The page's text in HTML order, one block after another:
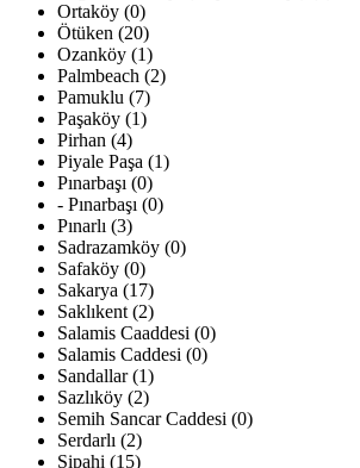
Ortaköy (0)
Ötüken (20)
Ozanköy (1)
Palmbeach (2)
Pamuklu (7)
Paşaköy (1)
Pirhan (4)
Piyale Paşa (1)
Pınarbaşı (0)
- Pınarbaşı (0)
Pınarlı (3)
Sadrazamköy (0)
Safaköy (0)
Sakarya (17)
Saklıkent (2)
Salamis Caaddesi (0)
Salamis Caddesi (0)
Sandallar (1)
Sazlıköy (2)
Semih Sancar Caddesi (0)
Serdarlı (2)
Sipahi (15)